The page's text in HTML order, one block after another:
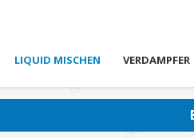
LIQUID MISCHEN VERDAMPFER